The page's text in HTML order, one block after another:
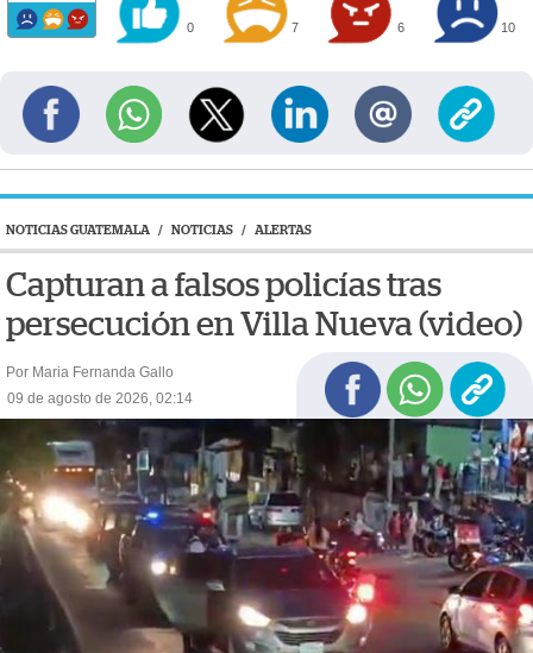
0 7 6 10
NOTICIAS GUATEMALA / NOTICIAS / ALERTAS
Capturan a falsos policías tras
persecución en Villa Nueva (video)
Por Maria Fernanda Gallo
09 de agosto de 2026, 02:14